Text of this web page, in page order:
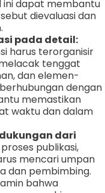
ini dapat membantu
dievaluasi dan
pada detail:
harus terorganisir
tenggat
dan elemen-
dengan
memastikan
waktu dan dalam
dari
publikasi,
mencari umpan
dan pembimbing.
bahwa